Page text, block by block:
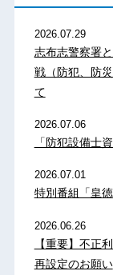
2026.07.29
志布志警察署
戦（防犯、防
て
2026.07.06
「防犯設備士
2026.07.01
特別番組「皇
2026.06.26
【重要】不正
再設定のお願い